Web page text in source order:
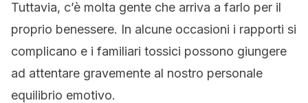
Tuttavia, c’è molta gente che arriva a farlo per il
proprio benessere. In alcune occasioni i rapporti si
complicano e i familiari tossici possono giungere
ad attentare gravemente al nostro personale
equilibrio emotivo.